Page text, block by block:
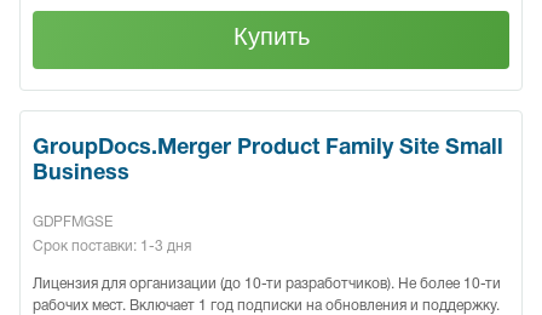
Купить
GroupDocs.Merger Product Family Site Small
Business
GDPFMGSE
Срок поставки: 1-3 дня
Лицензия для организации (до 10-ти разработчиков). Не более 10-ти
рабочих мест. Включает 1 год подписки на обновления и поддержку.